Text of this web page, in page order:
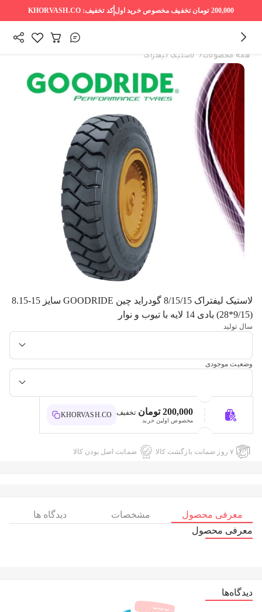
200,000 تومان تخفیف مخصوص خرید اول کد تخفیف:KHORVASH.CO
همه محصولات/ لاستیک لیفتراک
لاستیک لیفتراک 8/15/15 گودراید چین GOODRIDE سایز 15-8.15
(9/15*28) بادی 14 لایه با تیوب و نوار
سال تولید
وضعیت موجودی
200,000 تومان تخفیف
مخصوص اولین خرید
KHORVASH.CO
۷ روز ضمانت بازگشت کالا ضمانت اصل بودن کالا
معرفی محصول مشخصات
دیدگاه ها
معرفی محصول
دیدگاه‌ها